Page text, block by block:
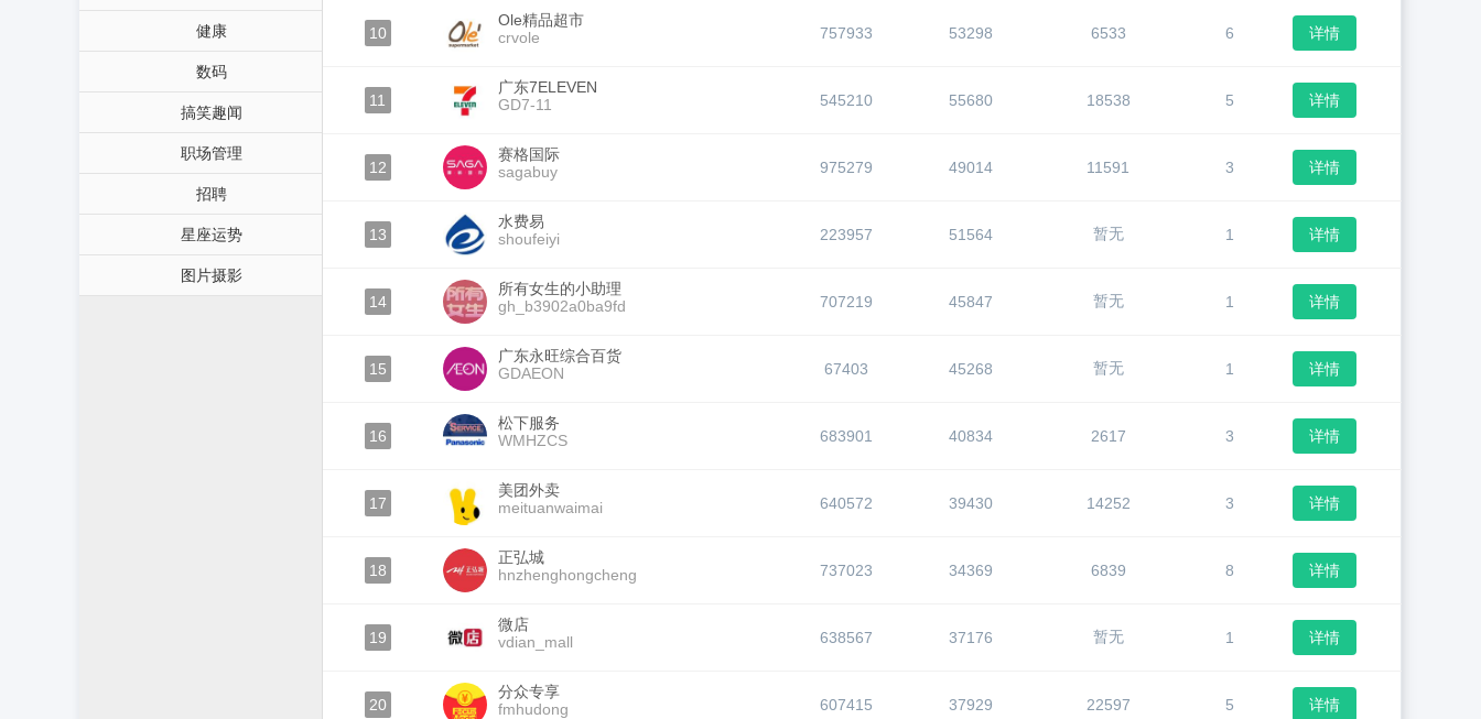
健康
数码
搞笑趣闻
职场管理
招聘
星座运势
图片摄影
10
Ole精品超市
crvole
757933 53298 6533 6 详情
11
广东7ELEVEN
GD7-11
545210 55680 18538 5 详情
12
赛格国际
sagabuy
975279 49014 11591 3 详情
13
水费易
shoufeiyi
223957 51564 暂无 1 详情
14
所有女生的小助理
gh_b3902a0ba9fd
707219 45847 暂无 1 详情
15
广东永旺综合百货
GDAEON
67403 45268 暂无 1 详情
16
松下服务
WMHZCS
683901 40834 2617 3 详情
17
美团外卖
meituanwaimai
640572 39430 14252 3 详情
18
正弘城
hnzhenghongcheng
737023 34369 6839 8 详情
19
微店
vdian_mall
638567 37176 暂无 1 详情
20
分众专享
fmhudong
607415 37929 22597 5 详情